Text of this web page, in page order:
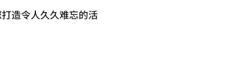
造令人久久难忘的活